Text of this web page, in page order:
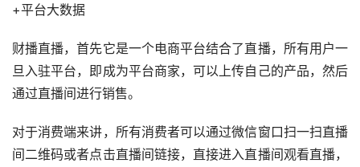
+平台大数据
财播直播，首先它是一个电商平台结合了直播，所有用户一
旦入驻平台，即成为平台商家，可以上传自己的产品，然后
通过直播间进行销售。
对于消费端来讲，所有消费者可以通过微信窗口扫一扫直播
间二维码或者点击直播间链接，直接进入直播间观看直播，